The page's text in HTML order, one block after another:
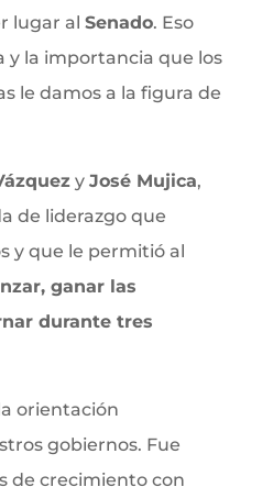
lugar al Senado. Eso
y la importancia que los
le damos a la figura de
y José Mujica,
de liderazgo que
y que le permitió al
ganar las
durante tres
orientación
gobiernos. Fue
de crecimiento con